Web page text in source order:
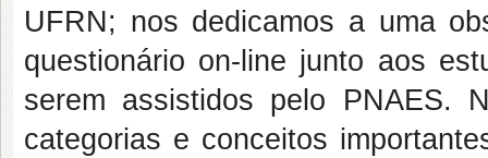
UFRN; nos dedicamos a uma
questionário on-line junto aos
serem assistidos pelo PNAES.
categorias e conceitos